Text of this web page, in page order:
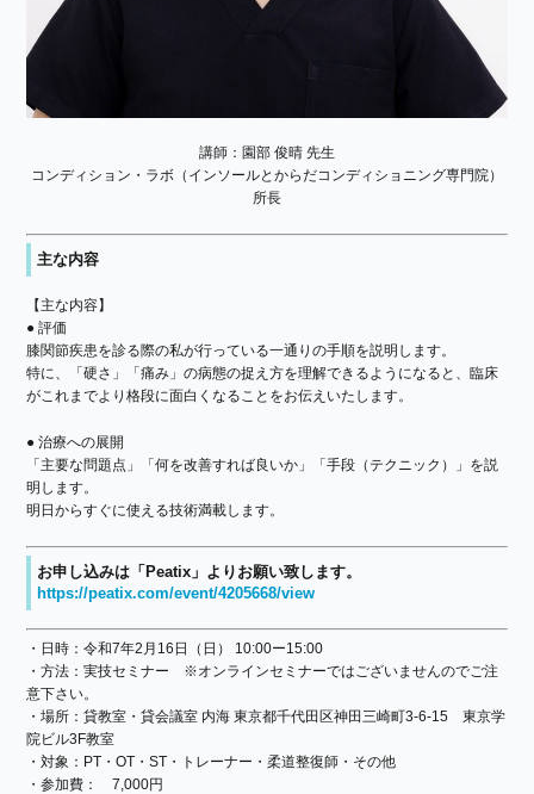
講師：園部 俊晴 先生
コンディション・ラボ（インソールとからだコンディショニング専門院）
所長
主な内容
【主な内容】
● 評価
膝関節疾患を診る際の私が行っている一通りの手順を説明します。
特に、「硬さ」「痛み」の病態の捉え方を理解できるようになると、臨床
がこれまでより格段に面白くなることをお伝えいたします。
● 治療への展開
「主要な問題点」「何を改善すれば良いか」「手段（テクニック）」を説
明します。
明日からすぐに使える技術満載します。
お申し込みは「Peatix」よりお願い致します。
https://peatix.com/event/4205668/view
・日時：令和7年2月16日（日） 10:00ー15:00
・方法：実技セミナー ※オンラインセミナーではございませんのでご注
意下さい。
・場所：貸教室・貸会議室 内海 東京都千代田区神田三崎町3-6-15 東京学
院ビル3F教室
・対象：PT・OT・ST・トレーナー・柔道整復師・その他
・参加費： 7,000円